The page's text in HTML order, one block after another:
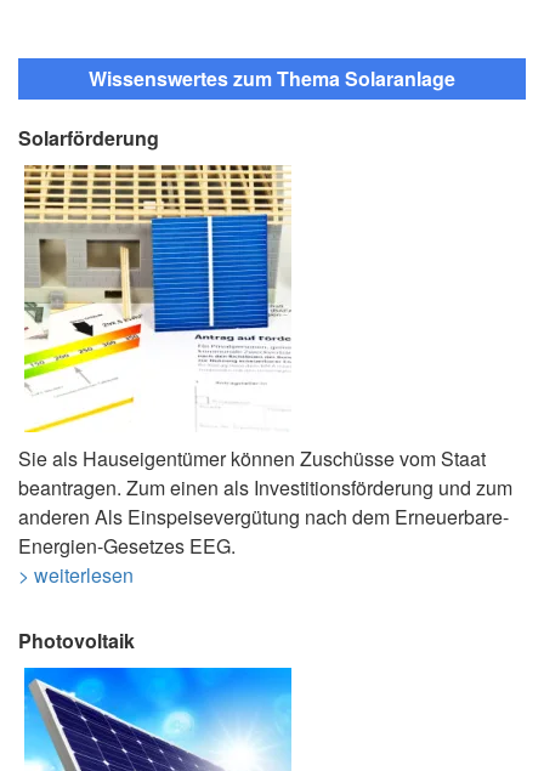
Wissenswertes zum Thema Solaranlage
Solarförderung
Sie als Hauseigentümer können Zuschüsse vom Staat
beantragen. Zum einen als Investitionsförderung und zum
anderen Als Einspeisevergütung nach dem Erneuerbare-
Energien-Gesetzes EEG.
> weiterlesen
Photovoltaik